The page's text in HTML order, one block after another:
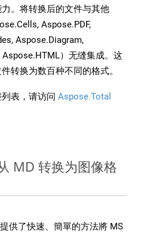
。将转换后的文件与其他
Aspose.PDF,
Aspose.Diagram,
）无缝集成。这
转换为数百种不同的格式。
表，请访问 Aspose.Total
MD 转换为图像格
供了快速、簡單的方法將 MS